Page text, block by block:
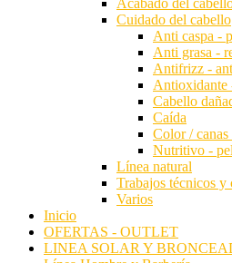
Cuidado del cabello
Anti caspa -
Anti grasa -
Antifrizz -
Antioxidante
Cabello
Caída
Color /
Nutritivo -
Línea natural
Trabajos técnicos y
Varios
Inicio
OFERTAS - OUTLET
LINEA SOLAR Y
web.